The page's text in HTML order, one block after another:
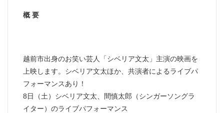
概 要
越前市出身のお笑い芸人「シベリア文太」主演の映画を
上映します。シベリア文太ほか、共演者によるライブパ
フォーマンスあり！
8日（土）シベリア文太、間慎太郎（シンガーソングラ
イター）のライブパフォーマンス